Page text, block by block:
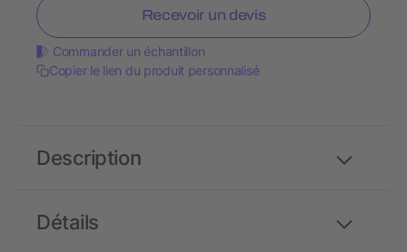
Recevoir un devis
Commander un échantillon
Copier le lien du produit personnalisé
Détails
Description